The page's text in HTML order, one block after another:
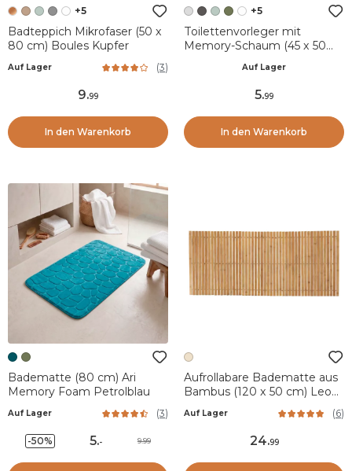
+5
Badteppich Mikrofaser (50 x
80 cm) Boules Kupfer
Auf Lager (3)
9.99
In den Warenkorb
+5
Toilettenvorleger mit
Memory-Schaum (45 x 50
Auf Lager
5.99
In den Warenkorb
Badematte (80 cm) Ari
Memory Foam Petrolblau
Auf Lager (3)
-50% 5.- 9.99
Aufrollabare Badematte aus
Bambus (120 x 50 cm) Leo
Auf Lager (6)
24.99